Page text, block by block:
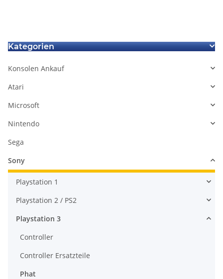
Kategorien
Konsolen Ankauf
Atari
Microsoft
Nintendo
Sega
Sony
Playstation 1
Playstation 2 / PS2
Playstation 3
Controller
Controller Ersatzteile
Phat